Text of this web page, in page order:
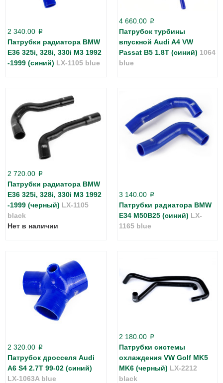
2 340.00 p
Патрубки радиатора BMW
E36 325i, 328i, 330i M3 1992
-1999 (синий) LX-1105 blue
4 660.00 p
Патрубок турбины
впускной Audi A4 VW
Passat B5 1.8T (синий) 1064
blue
2 720.00 p
Патрубки радиатора BMW
E36 325i, 328i, 330i M3 1992
-1999 (черный) LX-1105
black
Нет в наличии
3 140.00 p
Патрубки радиатора BMW
E34 M50B25 (синий) LX-
1165 blue
2 320.00 p
Патрубок дросселя Audi
A6 S4 2.7T 99-02 (синий)
LX-1063A blue
2 180.00 p
Патрубки системы
охлаждения VW Golf MK5
MK6 (черный) LX-2212
black